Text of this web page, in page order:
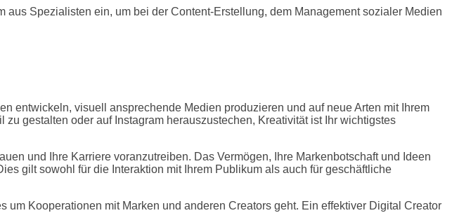
aus Spezialisten ein, um bei der Content-Erstellung, dem Management sozialer Medien
entwickeln, visuell ansprechende Medien produzieren und auf neue Arten mit Ihrem
gestalten oder auf Instagram herauszustechen, Kreativität ist Ihr wichtigstes
und Ihre Karriere voranzutreiben. Das Vermögen, Ihre Markenbotschaft und Ideen
gilt sowohl für die Interaktion mit Ihrem Publikum als auch für geschäftliche
Kooperationen mit Marken und anderen Creators geht. Ein effektiver Digital Creator